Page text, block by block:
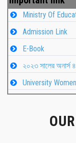
Ministry Of
Admission Link
E-Book
২০২৩ সালের অনার্স
University